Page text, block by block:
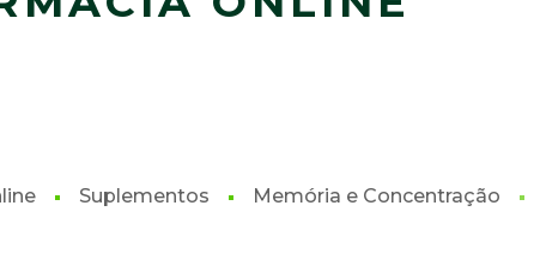
Suplementos Memória e Concentração